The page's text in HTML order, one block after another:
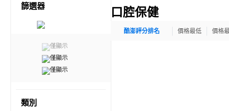
篩選器
僅顯示
僅顯示
僅顯示
類別
口腔保健
酷澎評分排名 價格最低 價格